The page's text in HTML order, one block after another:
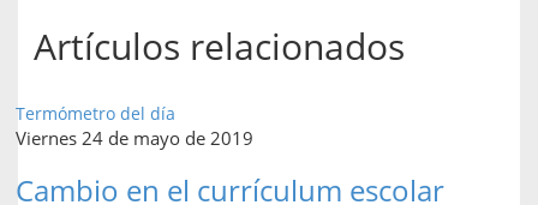
Artículos relacionados
Termómetro del día
Viernes 24 de mayo de 2019
Cambio en el currículum escolar